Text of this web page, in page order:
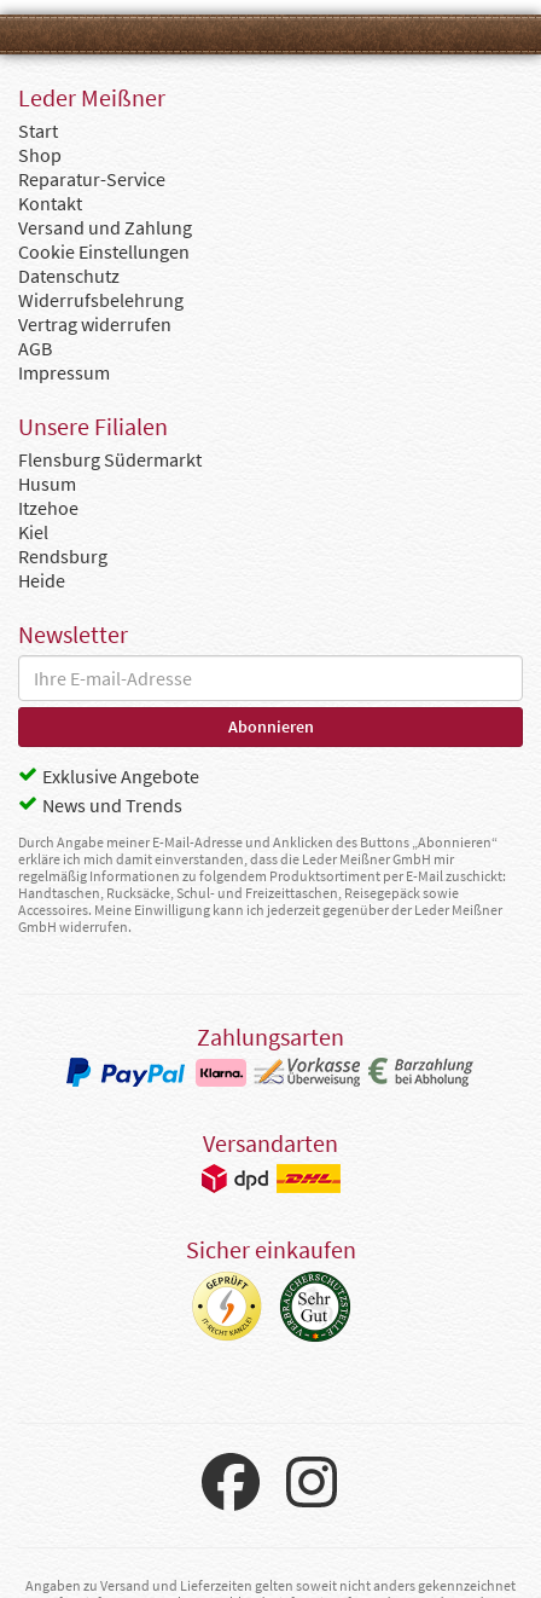
Leder Meißner
Start
Shop
Reparatur-Service
Kontakt
Versand und Zahlung
Cookie Einstellungen
Datenschutz
Widerrufsbelehrung
Vertrag widerrufen
AGB
Impressum
Unsere Filialen
Flensburg Südermarkt
Husum
Itzehoe
Kiel
Rendsburg
Heide
Newsletter
Exklusive Angebote
News und Trends
Durch Angabe meiner E-Mail-Adresse und Anklicken des Buttons „Abonnieren“
erkläre ich mich damit einverstanden, dass die Leder Meißner GmbH mir
regelmäßig Informationen zu folgendem Produktsortiment per E-Mail zuschickt:
Handtaschen, Rucksäcke, Schul- und Freizeittaschen, Reisegepäck sowie
Accessoires. Meine Einwilligung kann ich jederzeit gegenüber der Leder Meißner
GmbH widerrufen.
Zahlungsarten
Versandarten
Sicher einkaufen
Angaben zu Versand und Lieferzeiten gelten soweit nicht anders gekennzeichnet